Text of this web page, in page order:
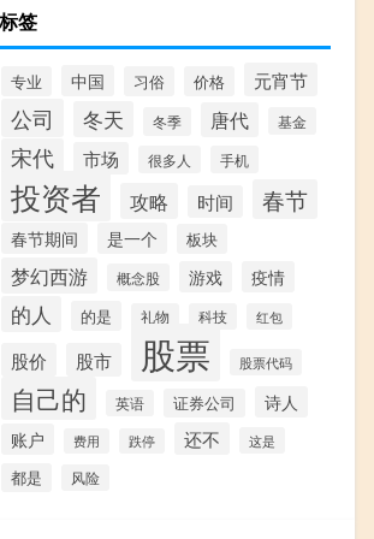
标签
专业 中国 习俗 价格 元宵节
公司 冬天 冬季 唐代 基金
宋代 市场 很多人 手机
投资者 攻略 时间 春节
春节期间 是一个 板块
梦幻西游 概念股 游戏 疫情
的人 的是 礼物 科技 红包
股价 股市 股票 股票代码
自己的 英语 证券公司
诗人
账户
费用 跌停 还不 这是
都是 风险